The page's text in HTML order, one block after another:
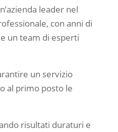
leader nel
con anni di
un team di esperti
un servizio
al primo posto le
risultati duraturi e